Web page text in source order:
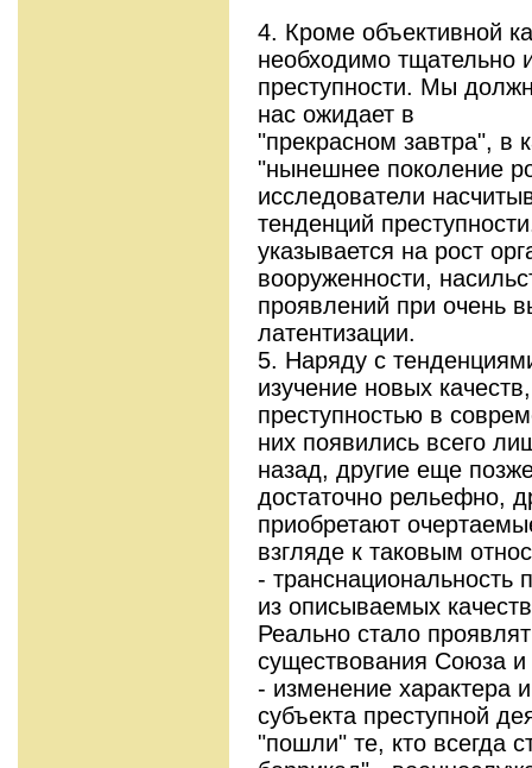
4. Кроме объективной
необходимо тщательно
преступности. Мы
нас ожидает в
"прекрасном завтра", в
"нынешнее поколение
исследователи
тенденций
указывается на рост
вооруженности,
проявлений при очень
латентизации.
5. Наряду с
изучение новых
преступностью в
них появились всего
назад, другие еще
достаточно рельефно,
приобретают
взгляде к таковым
- транснациональность
из описываемых
Реально стало
существования Союза и
- изменение характера
субъекта преступной
"пошли" те, кто всегда